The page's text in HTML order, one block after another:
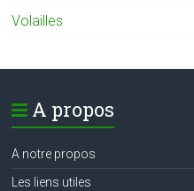
Volailles
A propos
A notre propos
Les liens utiles